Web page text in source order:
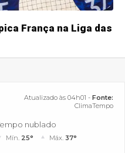
França na Liga das
Atualizado às 04h01 - Fonte:
ClimaTempo
nublado
Mín. 25° Máx. 37°